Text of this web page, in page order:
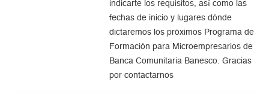
indicarte los requisitos, así como las
fechas de inicio y lugares dónde
dictaremos los próximos Programa de
Formación para Microempresarios de
Banca Comunitaria Banesco. Gracias
por contactarnos